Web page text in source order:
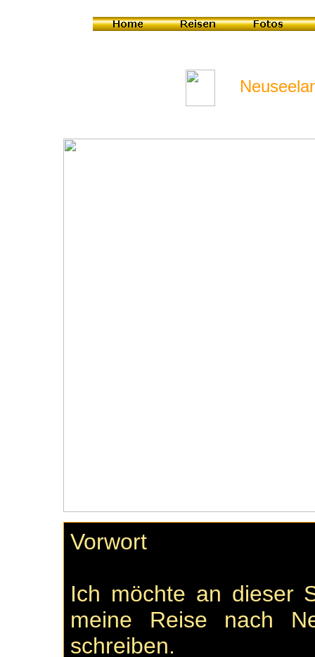
Vorwort
Ich möchte an dieser
meine Reise nach
schreiben.